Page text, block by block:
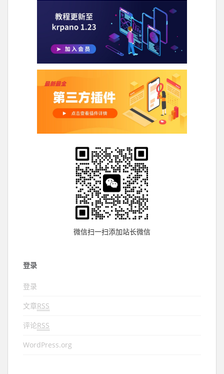
微信扫一扫添加站长微信
登录
登录
文章RSS
评论RSS
WordPress.org